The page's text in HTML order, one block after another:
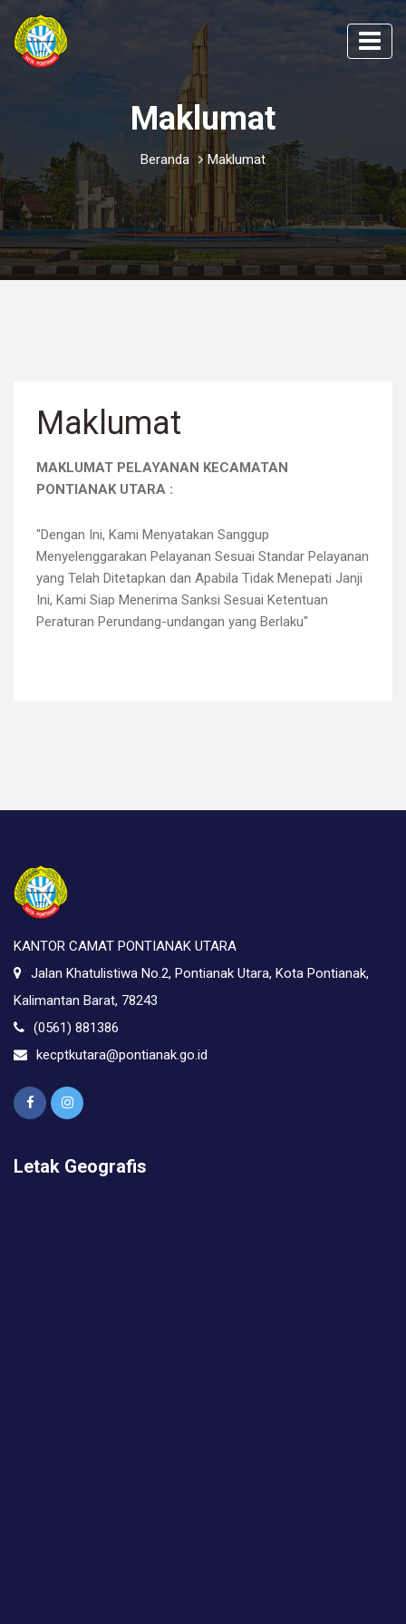
Maklumat
Beranda Maklumat
Maklumat
MAKLUMAT PELAYANAN KECAMATAN
PONTIANAK UTARA :
"Dengan Ini, Kami Menyatakan Sanggup
Menyelenggarakan Pelayanan Sesuai Standar Pelayanan
yang Telah Ditetapkan dan Apabila Tidak Menepati Janji
Ini, Kami Siap Menerima Sanksi Sesuai Ketentuan
Peraturan Perundang-undangan yang Berlaku"
KANTOR CAMAT PONTIANAK UTARA
Jalan Khatulistiwa No.2, Pontianak Utara, Kota Pontianak,
Kalimantan Barat, 78243
(0561) 881386
kecptkutara@pontianak.go.id
Letak Geografis